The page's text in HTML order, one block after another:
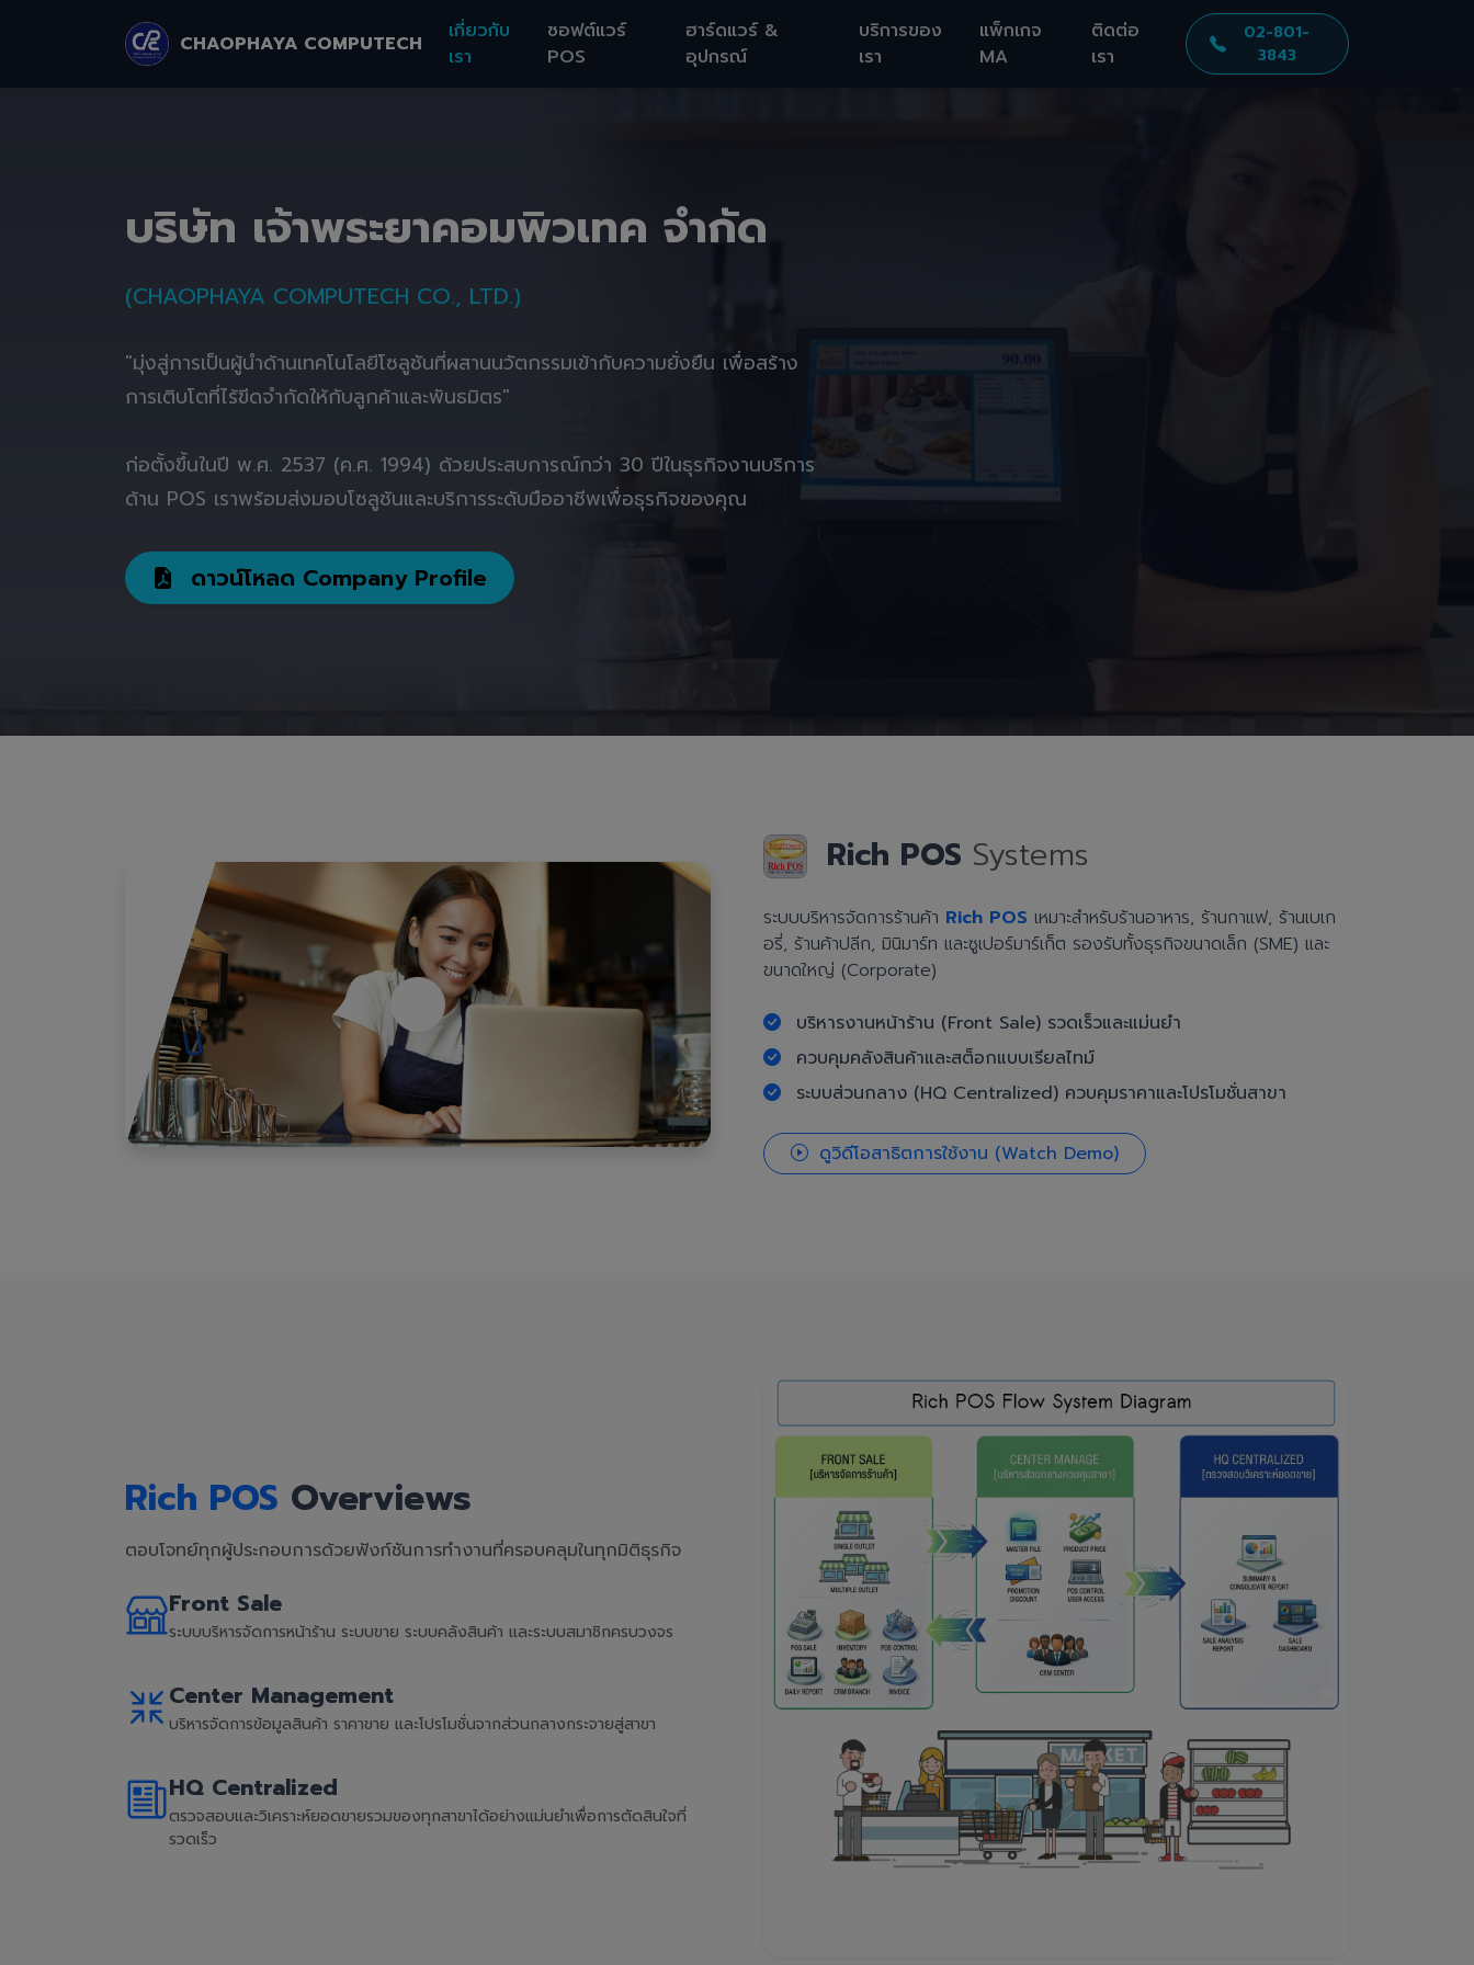
CHAOPHAYA COMPUTECH
เกี่ยวกับ
เรา
ซอฟต์แวร์
POS
ฮาร์ดแวร์ &
อุปกรณ์
บริการของ
เรา
แพ็กเกจ
MA
ติดต่อ
เรา
02-801-
3843
บริษัท เจ้าพระยาคอมพิวเทค จำกัด
(CHAOPHAYA COMPUTECH CO., LTD.)
"มุ่งสู่การเป็นผู้นำด้านเทคโนโลยีโซลูชันที่ผสานนวัตกรรมเข้ากับความยั่งยืน เพื่อสร้าง
การเติบโตที่ไร้ขีดจำกัดให้กับลูกค้าและพันธมิตร"
ก่อตั้งขึ้นในปี พ.ศ. 2537 (ค.ศ. 1994) ด้วยประสบการณ์กว่า 30 ปีในธุรกิจงานบริการ
ด้าน POS เราพร้อมส่งมอบโซลูชันและบริการระดับมืออาชีพเพื่อธุรกิจของคุณ
ดาวน์โหลด Company Profile
Rich POS Systems
ระบบบริหารจัดการร้านค้า Rich POS เหมาะสำหรับร้านอาหาร, ร้านกาแฟ, ร้านเบเก
อรี่, ร้านค้าปลีก, มินิมาร์ท และซูเปอร์มาร์เก็ต รองรับทั้งธุรกิจขนาดเล็ก (SME) และ
ขนาดใหญ่ (Corporate)
บริหารงานหน้าร้าน (Front Sale) รวดเร็วและแม่นยำ
ควบคุมคลังสินค้าและสต็อกแบบเรียลไทม์
ระบบส่วนกลาง (HQ Centralized) ควบคุมราคาและโปรโมชั่นสาขา
ดูวิดีโอสาธิตการใช้งาน (Watch Demo)
Rich POS Overviews
ตอบโจทย์ทุกผู้ประกอบการด้วยฟังก์ชันการทำงานที่ครอบคลุมในทุกมิติธุรกิจ
Front Sale
ระบบบริหารจัดการหน้าร้าน ระบบขาย ระบบคลังสินค้า และระบบสมาชิกครบวงจร
Center Management
บริหารจัดการข้อมูลสินค้า ราคาขาย และโปรโมชั่นจากส่วนกลางกระจายสู่สาขา
HQ Centralized
ตรวจสอบและวิเคราะห์ยอดขายรวมของทุกสาขาได้อย่างแม่นยำเพื่อการตัดสินใจที่
รวดเร็ว